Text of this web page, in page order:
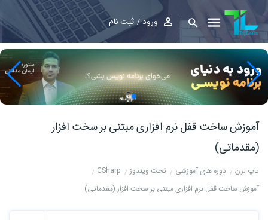
ورود ثبت نام
آموزش ساخت قفل نرم افزاری مبتنی بر سخت افزار
(مقدماتی)
تاپ لرن دوره های آموزشی تحت ویندوز
CSharp
آموزش ساخت قفل نرم افزاری مبتنی بر سخت افزار (مقدماتی)